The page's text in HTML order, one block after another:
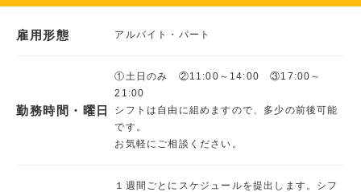
雇用形態 アルバイト・パート
勤務時間・曜日
①土日のみ ②11:00～14:00 ③17:00～
21:00
シフトは自由に組めますので、多少の前後可能
です。
お気軽にご相談ください。
１週間ごとにスケジュールを提出します。シフ